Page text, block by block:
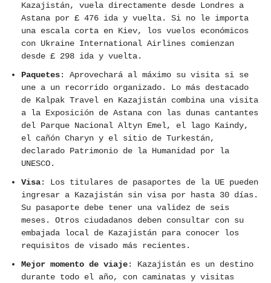
Kazajistán, vuela directamente desde Londres a
Astana por £ 476 ida y vuelta. Si no le importa
una escala corta en Kiev, los vuelos económicos
con Ukraine International Airlines comienzan
desde £ 298 ida y vuelta.
Paquetes: Aprovechará al máximo su visita si se
une a un recorrido organizado. Lo más destacado
de Kalpak Travel en Kazajistán combina una visita
a la Exposición de Astana con las dunas cantantes
del Parque Nacional Altyn Emel, el lago Kaindy,
el cañón Charyn y el sitio de Turkestán,
declarado Patrimonio de la Humanidad por la
UNESCO.
Visa: Los titulares de pasaportes de la UE pueden
ingresar a Kazajistán sin visa por hasta 30 días.
Su pasaporte debe tener una validez de seis
meses. Otros ciudadanos deben consultar con su
embajada local de Kazajistán para conocer los
requisitos de visado más recientes.
Mejor momento de viaje: Kazajistán es un destino
durante todo el año, con caminatas y visitas